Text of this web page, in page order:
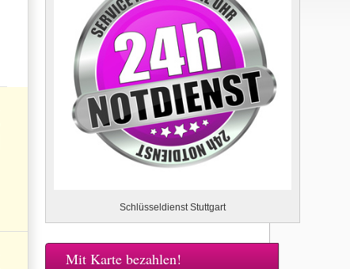
Schlüsseldienst Stuttgart
Mit Karte bezahlen!